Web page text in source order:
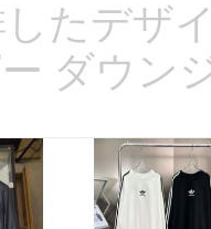
たデザ
ダウン